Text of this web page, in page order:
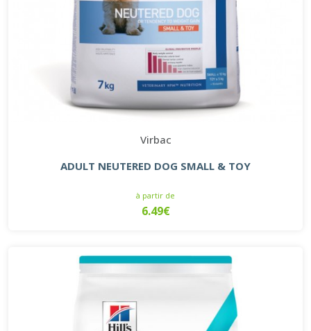
Virbac
ADULT NEUTERED DOG SMALL & TOY
à partir de
6.49€